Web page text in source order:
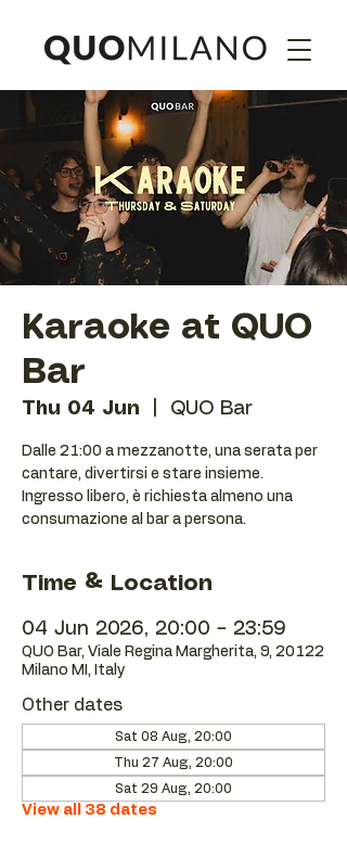
Karaoke at QUO
Bar
Thu 04 Jun QUO Bar
Dalle 21:00 a mezzanotte, una serata per
cantare, divertirsi e stare insieme.
Ingresso libero, è richiesta almeno una
consumazione al bar a persona.
Time & Location
04 Jun 2026, 20:00 – 23:59
QUO Bar, Viale Regina Margherita, 9, 20122
Milano MI, Italy
Other dates
Sat 08 Aug, 20:00
Thu 27 Aug, 20:00
Sat 29 Aug, 20:00
View all 38 dates